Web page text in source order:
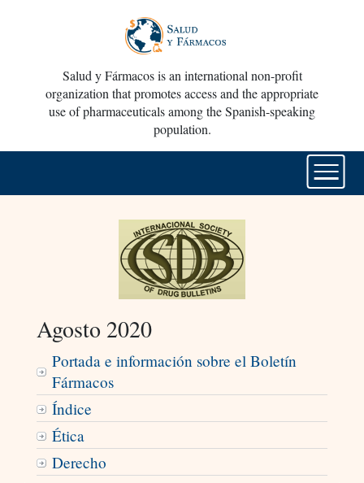
Salud y Fármacos is an international non-profit
organization that promotes access and the appropriate
use of pharmaceuticals among the Spanish-speaking
population.
Agosto 2020
Portada e información sobre el Boletín
Fármacos
Índice
Ética
Derecho